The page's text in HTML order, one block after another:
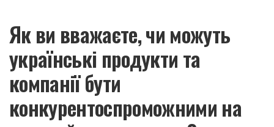
Як ви вважаєте, чи можуть
українські продукти та
компанії бути
конкурентоспроможними на